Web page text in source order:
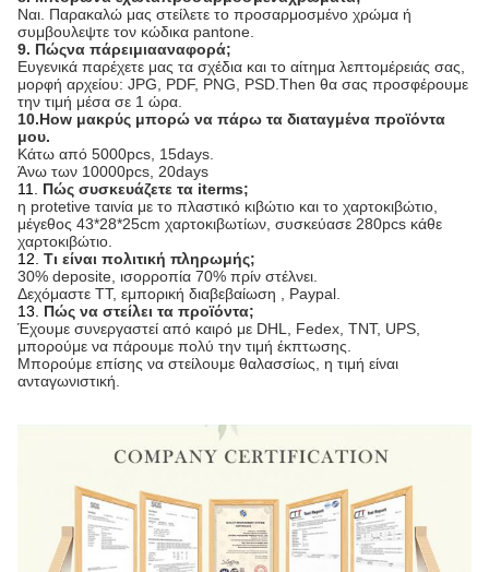
Ναι. Παρακαλώ μας στείλετε το προσαρμοσμένο χρώμα ή
συμβουλεψτε τον κώδικα pantone.
9. Πώςνα πάρειμιααναφορά;
Ευγενικά παρέχετε μας τα σχέδια και το αίτημα λεπτομέρειάς σας,
μορφή αρχείου: JPG, PDF, PNG, PSD.Then θα σας προσφέρουμε
την τιμή μέσα σε 1 ώρα.
10.How μακρύς μπορώ να πάρω τα διαταγμένα προϊόντα
μου.
Κάτω από 5000pcs, 15days.
Άνω των 10000pcs, 20days
11. Πώς συσκευάζετε τα iterms;
η protetive ταινία με το πλαστικό κιβώτιο και το χαρτοκιβώτιο,
μέγεθος 43*28*25cm χαρτοκιβωτίων, συσκεύασε 280pcs κάθε
χαρτοκιβώτιο.
12. Τι είναι πολιτική πληρωμής;
30% deposite, ισορροπία 70% πρίν στέλνει.
Δεχόμαστε TT, εμπορική διαβεβαίωση , Paypal.
13. Πώς να στείλει τα προϊόντα;
Έχουμε συνεργαστεί από καιρό με DHL, Fedex, TNT, UPS,
μπορούμε να πάρουμε πολύ την τιμή έκπτωσης.
Μπορούμε επίσης να στείλουμε θαλασσίως, η τιμή είναι
ανταγωνιστική.